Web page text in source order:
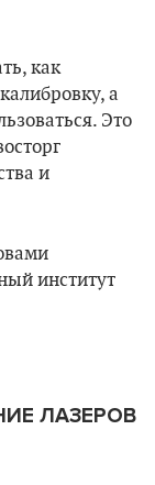
как
а
Это
и
институт
ЛАЗЕРОВ